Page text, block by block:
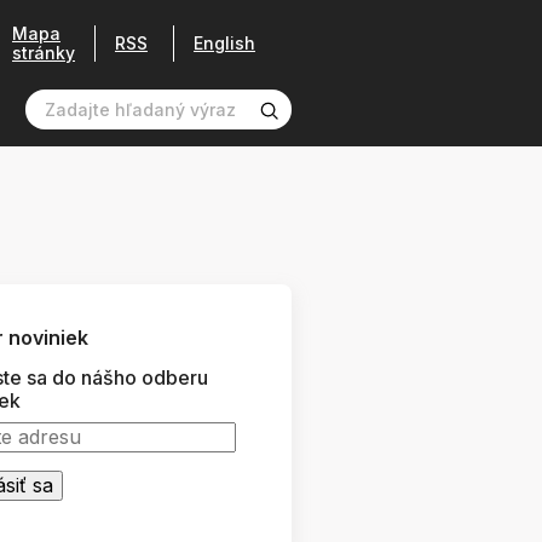
Mapa
stránky
RSS English
noviniek
sa do nášho odberu